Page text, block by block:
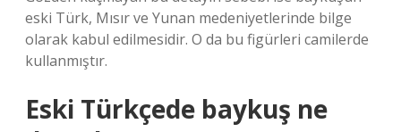
eski Türk, Mısır ve Yunan medeniyetlerinde bilge
olarak kabul edilmesidir. O da bu figürleri camilerde
kullanmıştır.
Eski Türkçede baykuş ne